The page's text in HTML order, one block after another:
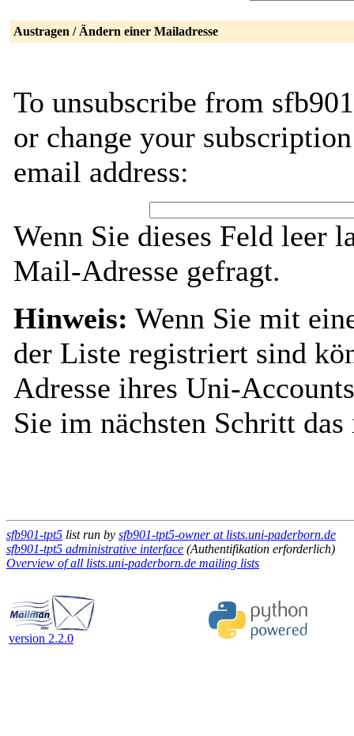
Austragen / Ändern einer Mailadresse
To unsubscribe from
or change your
email address:
Wenn Sie dieses Feld leer
Mail-Adresse gefragt.
Hinweis: Wenn Sie mit
der Liste registriert sind
Adresse ihres Uni-
Sie im nächsten Schritt
sfb901-tpt5 list run by sfb901-tpt5-owner at lists.uni-paderborn.de
sfb901-tpt5 administrative interface (Authentifikation erforderlich)
Overview of all lists.uni-paderborn.de mailing lists
version 2.2.0